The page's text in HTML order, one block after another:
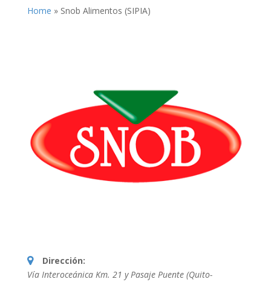
Home » Snob Alimentos (SIPIA)
Dirección:
Vía Interoceánica Km. 21 y Pasaje Puente (Quito-